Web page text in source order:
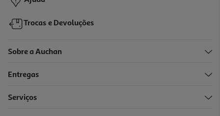
Trocas e Devoluções
Sobre a Auchan
Entregas
Serviços